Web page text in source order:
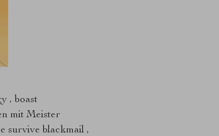
, boast
mit Meister
survive blackmail ,